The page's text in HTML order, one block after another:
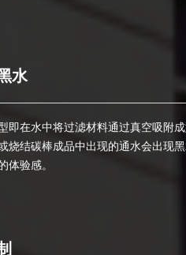
水
即在水中将过滤材料通过真空吸附
烧结碳棒成品中出现的通水会出现
体验感。